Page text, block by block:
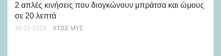
2 απλές κινήσεις που διογκώνουν μπράτσα και ώμους
σε 20 λεπτά
16-12-2024 ΧΤΊΣΕ ΜΥΣ